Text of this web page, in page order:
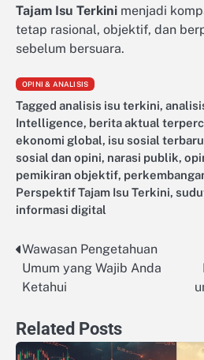
Tajam Isu Terkini menjadi
tetap rasional, objektif, dan
sebelum bersuara.
OPINI & ANALISIS
Tagged analisis isu terkini,
Intelligence, berita aktual
ekonomi global, isu sosial terbaru
sosial dan opini, narasi publik,
pemikiran objektif,
Perspektif Tajam Isu Terkini,
informasi digital
Post
navigation
Wawasan Pengetahuan
Umum yang Wajib Anda
Ketahui
Related Posts